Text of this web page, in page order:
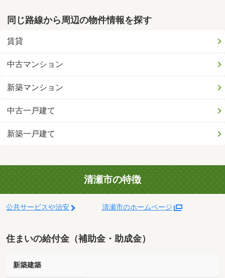
同じ路線から周辺の物件情報を探す
賃貸
中古マンション
新築マンション
中古一戸建て
新築一戸建て
清瀬市の特徴
公共サービスや治安 清瀬市のホームページ
住まいの給付金（補助金・助成金）
新築建築